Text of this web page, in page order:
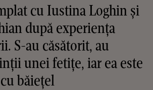
cu Iustina Loghin și
după experiența
S-au căsătorit, au
unei fetițe, iar ea este
băiețel